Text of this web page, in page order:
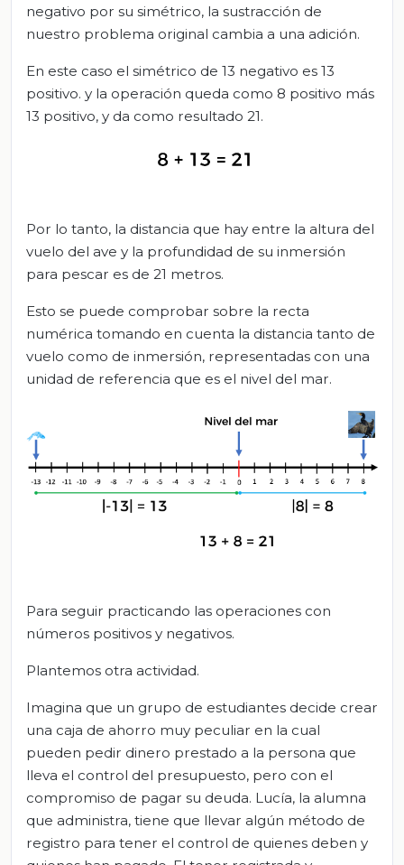
negativo por su simétrico, la sustracción de
nuestro problema original cambia a una adición.
En este caso el simétrico de 13 negativo es 13
positivo. y la operación queda como 8 positivo más
13 positivo, y da como resultado 21.
Por lo tanto, la distancia que hay entre la altura del
vuelo del ave y la profundidad de su inmersión
para pescar es de 21 metros.
Esto se puede comprobar sobre la recta
numérica tomando en cuenta la distancia tanto de
vuelo como de inmersión, representadas con una
unidad de referencia que es el nivel del mar.
Para seguir practicando las operaciones con
números positivos y negativos.
Plantemos otra actividad.
Imagina que un grupo de estudiantes decide crear
una caja de ahorro muy peculiar en la cual
pueden pedir dinero prestado a la persona que
lleva el control del presupuesto, pero con el
compromiso de pagar su deuda. Lucía, la alumna
que administra, tiene que llevar algún método de
registro para tener el control de quienes deben y